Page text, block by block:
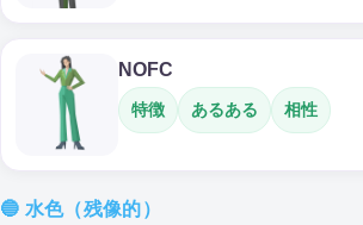
NOFC
特徴 あるある 相性
🔵 水色（残像的）